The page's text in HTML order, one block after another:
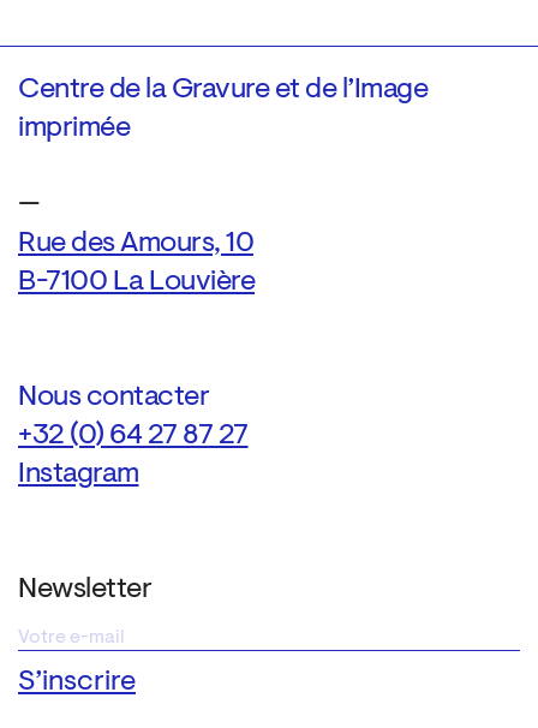
Centre de la Gravure et de l’Image
imprimée
—
Rue des Amours, 10
B-7100 La Louvière
Nous contacter
+32 (0) 64 27 87 27
Instagram
Newsletter